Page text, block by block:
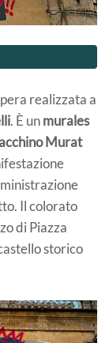
realizzata a
. È unmurales
Murat
Il colorato
di Piazza
storico